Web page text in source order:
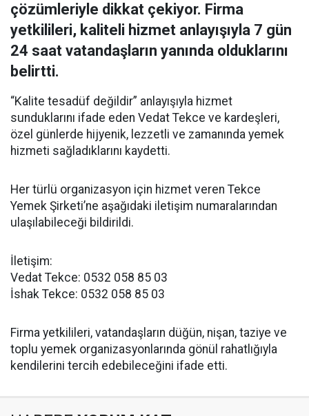
çözümleriyle dikkat çekiyor. Firma
yetkilileri, kaliteli hizmet anlayışıyla 7 gün
24 saat vatandaşların yanında olduklarını
belirtti.
“Kalite tesadüf değildir” anlayışıyla hizmet
sunduklarını ifade eden Vedat Tekce ve kardeşleri,
özel günlerde hijyenik, lezzetli ve zamanında yemek
hizmeti sağladıklarını kaydetti.
Her türlü organizasyon için hizmet veren Tekce
Yemek Şirketi’ne aşağıdaki iletişim numaralarından
ulaşılabileceği bildirildi.
İletişim:
Vedat Tekce: 0532 058 85 03
İshak Tekce: 0532 058 85 03
Firma yetkilileri, vatandaşların düğün, nişan, taziye ve
toplu yemek organizasyonlarında gönül rahatlığıyla
kendilerini tercih edebileceğini ifade etti.